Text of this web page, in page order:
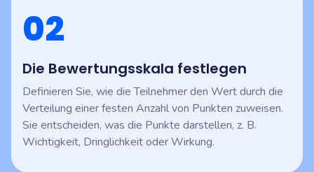
02
Die Bewertungsskala festlegen
Definieren Sie, wie die Teilnehmer den Wert durch die
Verteilung einer festen Anzahl von Punkten zuweisen.
Sie entscheiden, was die Punkte darstellen, z. B.
Wichtigkeit, Dringlichkeit oder Wirkung.